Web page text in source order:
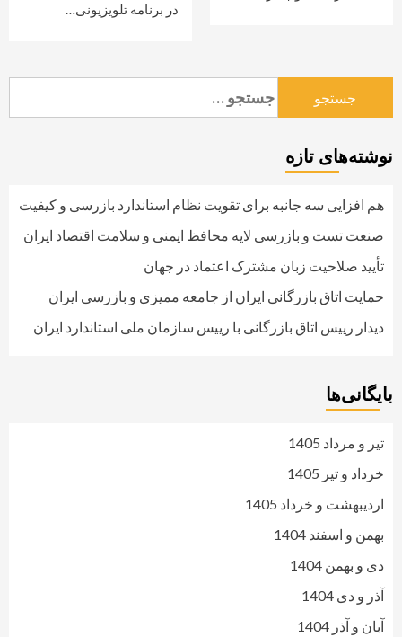
در برنامه تلویزیونی…
برای:
نوشته‌های تازه
هم افزایی سه جانبه برای تقویت نظام استاندارد بازرسی و کیفیت
صنعت تست و بازرسی لایه محافظ ایمنی و سلامت اقتصاد ایران
تأیید صلاحیت زبان مشترک اعتماد در جهان
حمایت اتاق بازرگانی ایران از جامعه ممیزی و بازرسی ایران
دیدار رییس اتاق بازرگانی با رییس سازمان ملی استاندارد ایران
بایگانی‌ها
تیر و مرداد 1405
خرداد و تیر 1405
اردیبهشت و خرداد 1405
بهمن و اسفند 1404
دی و بهمن 1404
آذر و دی 1404
آبان و آذر 1404